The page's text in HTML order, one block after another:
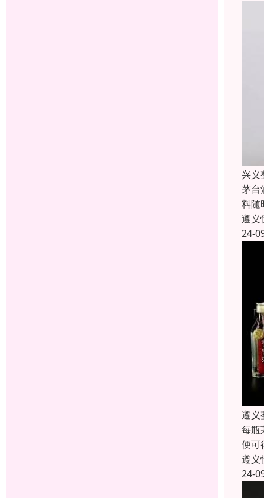
兴义
茅台
料随
遵义
24-
遵义
每瓶
便可
遵义
24-